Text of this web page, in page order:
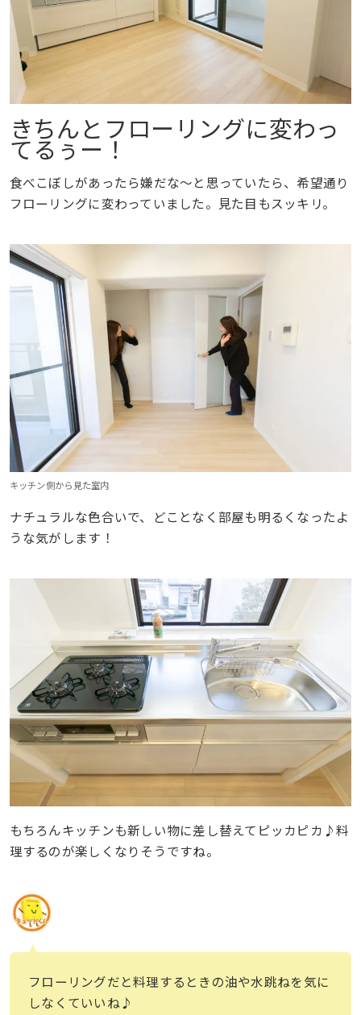
きちんとフローリングに変わっ
てるぅー！
食べこぼしがあったら嫌だな〜と思っていたら、希望通り
フローリングに変わっていました。見た目もスッキリ。
キッチン側から見た室内
ナチュラルな色合いで、どことなく部屋も明るくなったよ
うな気がします！
もちろんキッチンも新しい物に差し替えてピッカピカ♪料
理するのが楽しくなりそうですね。
フローリングだと料理するときの油や水跳ねを気に
しなくていいね♪